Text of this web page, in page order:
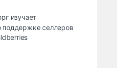
изучает
поддержке селлеров